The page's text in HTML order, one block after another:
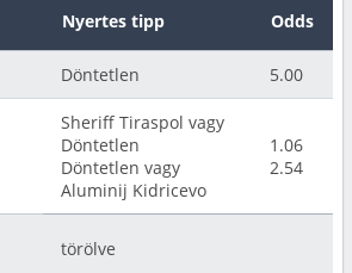
Nyertes tipp Odds
Döntetlen 5.00
Sheriff Tiraspol vagy
Döntetlen
Döntetlen vagy
Aluminij Kidricevo
1.06
2.54
törölve